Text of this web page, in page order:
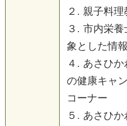
２. 親子料理
３. 市内栄
象とした情
４. あさひ
の健康キャ
コーナー
５. あさひ